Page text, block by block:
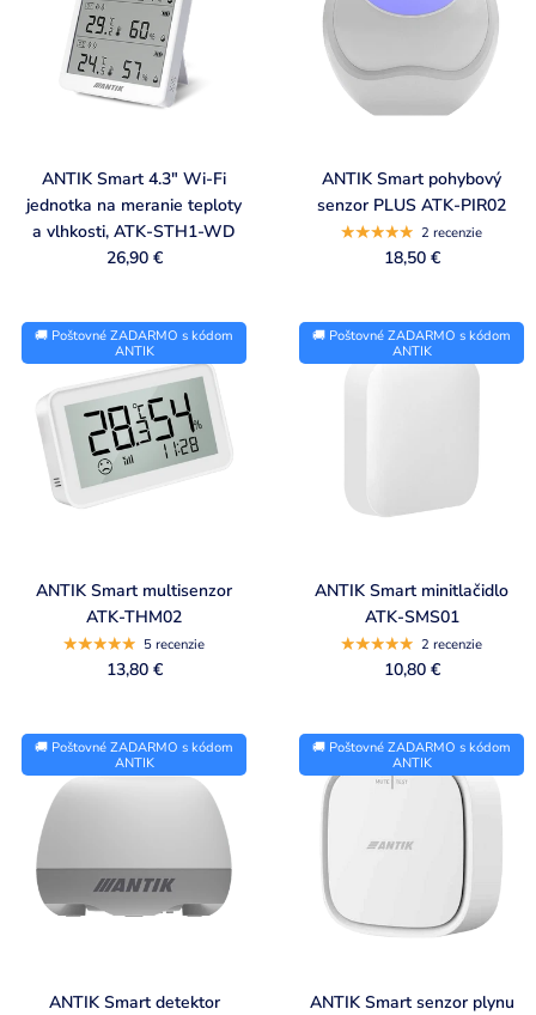
ANTIK Smart 4.3" Wi-Fi
jednotka na meranie teploty
a vlhkosti, ATK-STH1-WD
26,90 €
ANTIK Smart pohybový
senzor PLUS ATK-PIR02
2 recenzie
18,50 €
🚚 Poštovné ZADARMO s kódom
ANTIK
ANTIK Smart multisenzor
ATK-THM02
5 recenzie
13,80 €
🚚 Poštovné ZADARMO s kódom
ANTIK
ANTIK Smart minitlačidlo
ATK-SMS01
2 recenzie
10,80 €
🚚 Poštovné ZADARMO s kódom
ANTIK
ANTIK Smart detektor
🚚 Poštovné ZADARMO s kódom
ANTIK
ANTIK Smart senzor plynu